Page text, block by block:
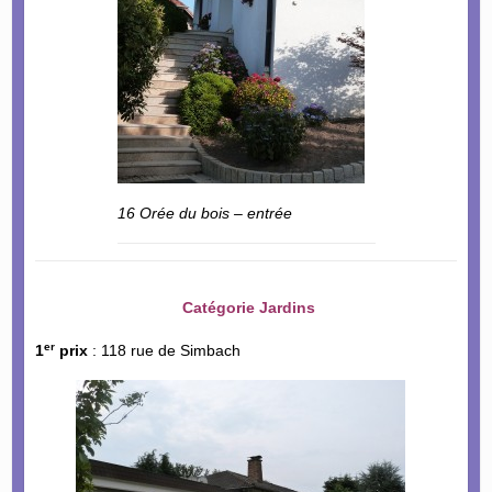
16 Orée du bois – entrée
Catégorie Jardins
1erprix: 118 rue de Simbach